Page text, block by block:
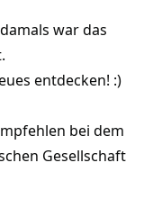
war das
entdecken! :)
bei dem
Gesellschaft